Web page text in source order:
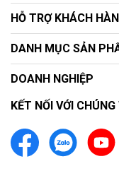
Chế độ AI
thiết lập ra các
HỖ TRỢ KHÁCH
DANH MỤC SẢN
DOANH NGHIỆP
KẾT NỐI VỚI